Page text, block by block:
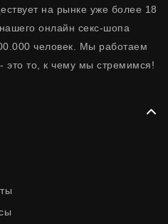
на рынке уже более 18
онлайн секс-шопа
человек. Мы работаем
это то, к чему мы стремимся!